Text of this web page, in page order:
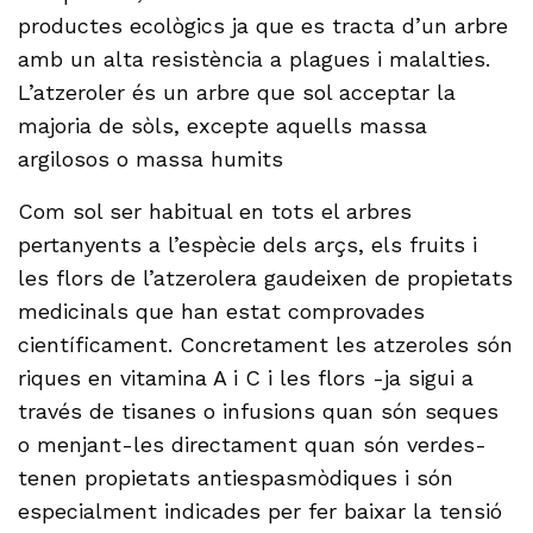
productes ecològics ja que es tracta d’un arbre
amb un alta resistència a plagues i malalties.
L’atzeroler és un arbre que sol acceptar la
majoria de sòls, excepte aquells massa
argilosos o massa humits
Com sol ser habitual en tots el arbres
pertanyents a l’espècie dels arçs, els fruits i
les flors de l’atzerolera gaudeixen de propietats
medicinals que han estat comprovades
científicament. Concretament les atzeroles són
riques en vitamina A i C i les flors -ja sigui a
través de tisanes o infusions quan són seques
o menjant-les directament quan són verdes-
tenen propietats antiespasmòdiques i són
especialment indicades per fer baixar la tensió